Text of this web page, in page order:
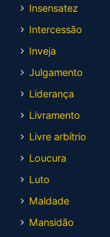
Insensatez
Intercessão
Inveja
Julgamento
Liderança
Livramento
Livre arbítrio
Loucura
Luto
Maldade
Mansidão